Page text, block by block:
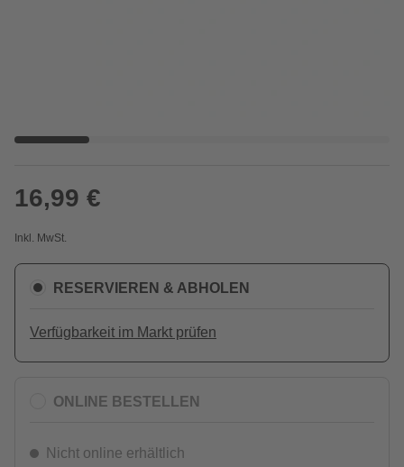
16,99 €
Inkl. MwSt.
RESERVIEREN & ABHOLEN
Verfügbarkeit im Markt prüfen
ONLINE BESTELLEN
Nicht online erhältlich